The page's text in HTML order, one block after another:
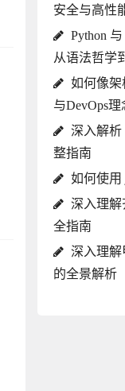
安全与高性
Python
从语法哲学
如何像架
与DevOps
深入解析
整指南
如何使用
深入理解
全指南
深入理解
的全景解析